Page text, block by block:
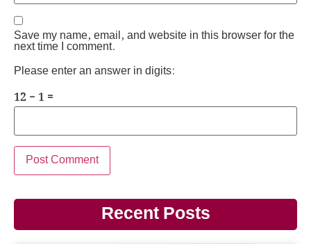
Save my name, email, and website in this browser for the
next time I comment.
Please enter an answer in digits:
12 − 1 =
Recent Posts